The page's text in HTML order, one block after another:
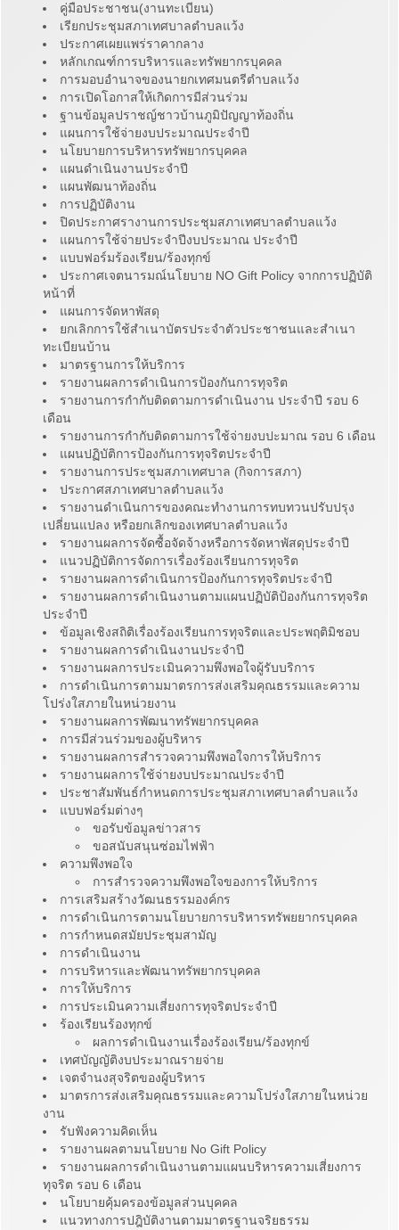
คู่มือประชาชน(งานทะเบียน)
เรียกประชุมสภาเทศบาลตำบลแว้ง
ประกาศเผยแพร่ราคากลาง
หลักเกณฑ์การบริหารและทรัพยากรบุคคล
การมอบอำนาจของนายกเทศมนตรีตำบลแว้ง
การเปิดโอกาสให้เกิดการมีส่วนร่วม
ฐานข้อมูลปราชญ์ชาวบ้านภูมิปัญญาท้องถิ่น
แผนการใช้จ่ายงบประมาณประจำปี
นโยบายการบริหารทรัพยากรบุคคล
แผนดำเนินงานประจำปี
แผนพัฒนาท้องถิ่น
การปฏิบัติงาน
ปิดประกาศรางานการประชุมสภาเทศบาลตำบลแว้ง
แผนการใช้จ่ายประจำปีงบประมาณ ประจำปี
แบบฟอร์มร้องเรียน/ร้องทุกข์
ประกาศเจตนารมณ์นโยบาย NO Gift Policy จากการปฏิบัติ
หน้าที่
แผนการจัดหาพัสดุ
ยกเลิกการใช้สำเนาบัตรประจำตัวประชาชนและสำเนา
ทะเบียนบ้าน
มาตรฐานการให้บริการ
รายงานผลการดำเนินการป้องกันการทุจริต
รายงานการกำกับติดตามการดำเนินงาน ประจำปี รอบ 6
เดือน
รายงานการกำกับติดตามการใช้จ่ายงบปะมาณ รอบ 6 เดือน
แผนปฏิบัติการป้องกันการทุจริตประจำปี
รายงานการประชุมสภาเทศบาล (กิจการสภา)
ประกาศสภาเทศบาลตำบลแว้ง
รายงานดำเนินการของคณะทำงานการทบทวนปรับปรุง
เปลี่ยนแปลง หรือยกเลิกของเทศบาลตำบลแว้ง
รายงานผลการจัดซื้อจัดจ้างหรือการจัดหาพัสดุประจำปี
แนวปฏิบัติการจัดการเรื่องร้องเรียนการทุจริต
รายงานผลการดำเนินการป้องกันการทุจริตประจำปี
รายงานผลการดำเนินงานตามแผนปฏิบัติป้องกันการทุจริต
ประจำปี
ข้อมูลเชิงสถิติเรื่องร้องเรียนการทุจริตและประพฤติมิชอบ
รายงานผลการดำเนินงานประจำปี
รายงานผลการประเมินความพึงพอใจผู้รับบริการ
การดำเนินการตามมาตรการส่งเสริมคุณธรรมและความ
โปร่งใสภายในหน่วยงาน
รายงานผลการพัฒนาทรัพยากรบุคคล
การมีส่วนร่วมของผู้บริหาร
รายงานผลการสำรวจความพึงพอใจการให้บริการ
รายงานผลการใช้จ่ายงบประมาณประจำปี
ประชาสัมพันธ์กำหนดการประชุมสภาเทศบาลตำบลแว้ง
แบบฟอร์มต่างๆ
ขอรับข้อมูลข่าวสาร
ขอสนับสนุนซ่อมไฟฟ้า
ความพึงพอใจ
การสำรวจความพึงพอใจของการให้บริการ
การเสริมสร้างวัฒนธรรมองค์กร
การดำเนินการตามนโยบายการบริหารทรัพยยากรบุคคล
การกำหนดสมัยประชุมสามัญ
การดำเนินงาน
การบริหารและพัฒนาทรัพยากรบุคคล
การให้บริการ
การประเมินความเสี่ยงการทุจริตประจำปี
ร้องเรียนร้องทุกข์
ผลการดำเนินงานเรื่องร้องเรียน/ร้องทุกข์
เทศบัญญัติงบประมาณรายจ่าย
เจตจำนงสุจริตของผู้บริหาร
มาตรการส่งเสริมคุณธรรมและความโปร่งใสภายในหน่วย
งาน
รับฟังความคิดเห็น
รายงานผลตามนโยบาย No Gift Policy
รายงานผลการดำเนินงานตามแผนบริหารความเสี่ยงการ
ทุจริต รอบ 6 เดือน
นโยบายคุ้มครองข้อมูลส่วนบุคคล
แนวทางการปฎิบัติงานตามมาตรฐานจริยธรรม